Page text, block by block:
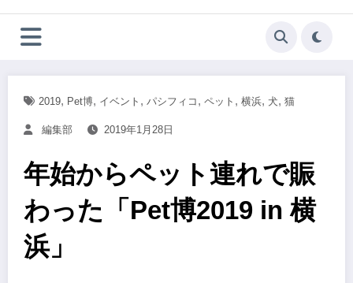
2019, Pet博, イベント , パシフィコ , ペット , 横浜, 犬, 猫
編集部 2019年1月28日
年始からペット連れで賑
わった「Pet博2019 in 横
浜」